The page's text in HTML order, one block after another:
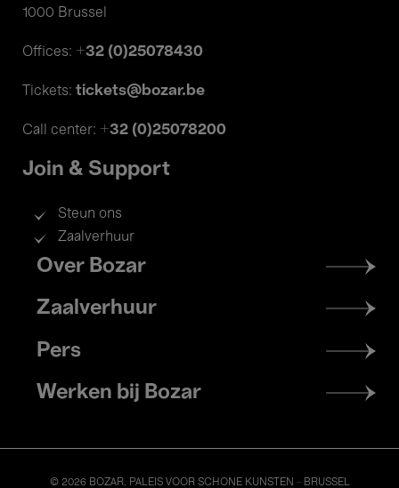
1000 Brussel
Offices: +32 (0)25078430
Tickets: tickets@bozar.be
Call center: +32 (0)25078200
Join & Support
Steun ons
Zaalverhuur
Footer
menu
Over Bozar
Zaalverhuur
Pers
Werken bij Bozar
© 2026 BOZAR. PALEIS VOOR SCHONE KUNSTEN - BRUSSEL